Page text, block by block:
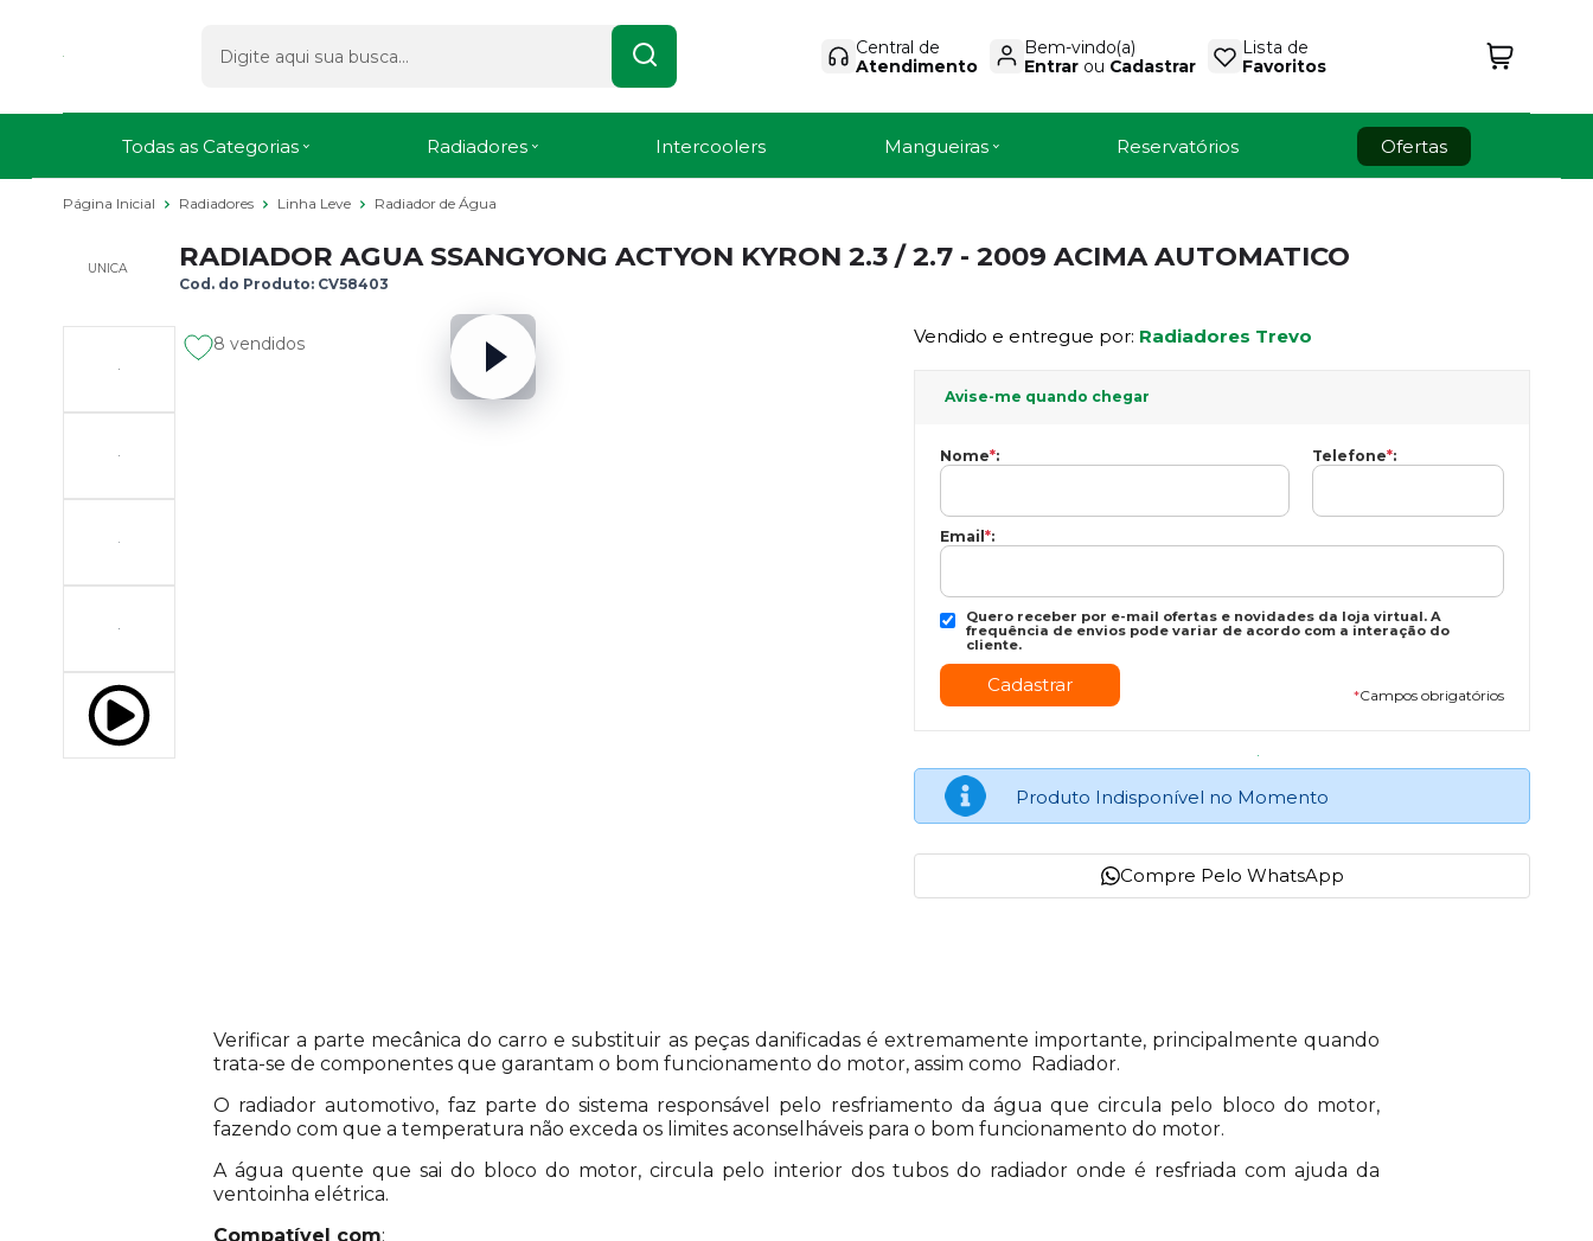
Central de
Atendimento
Bem-vindo(a)
Entrarou Cadastrar
Lista de
Favoritos
Todas as Categorias Radiadores Intercoolers Mangueiras Reservatórios Ofertas
Página Inicial Radiadores Linha Leve Radiador de Água
UNICA RADIADOR AGUA SSANGYONG ACTYON KYRON 2.3 / 2.7 - 2009 ACIMA AUTOMATICO
Cod. do Produto: CV58403
8 vendidos Vendido e entregue por: Radiadores Trevo
Avise-me quando chegar
Nome*: Telefone*:
Email *:
Quero receber por e-mail ofertas e novidades da loja virtual. A
frequência de envios pode variar de acordo com a interação do
cliente.
*Campos obrigatórios
Produto Indisponível no Momento
Compre Pelo WhatsApp
Verificar a parte mecânica do carro e substituir as peças danificadas é extremamente importante, principalmente quando
trata-se de componentes que garantam o bom funcionamento do motor, assim como Radiador.
O radiador automotivo, faz parte do sistema responsável pelo resfriamento da água que circula pelo bloco do motor,
fazendo com que a temperatura não exceda os limites aconselháveis para o bom funcionamento do motor.
A água quente que sai do bloco do motor, circula pelo interior dos tubos do radiador onde é resfriada com ajuda da
ventoinha elétrica.
Compatível com: